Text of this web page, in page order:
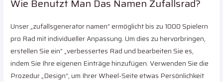
Wie Benutzt Man Das Namen Zufallsrad?
Unser „zufallsgenerator namen“ ermöglicht bis zu 1000 Spielern
pro Rad mit individueller Anpassung. Um dies zu hervorbringen,
erstellen Sie ein” „verbessertes Rad und bearbeiten Sie es,
indem Sie Ihre eigenen Einträge hinzufügen. Verwenden Sie die
Prozedur „Design“, um Ihrer Wheel-Seite etwas Persönlichkeit